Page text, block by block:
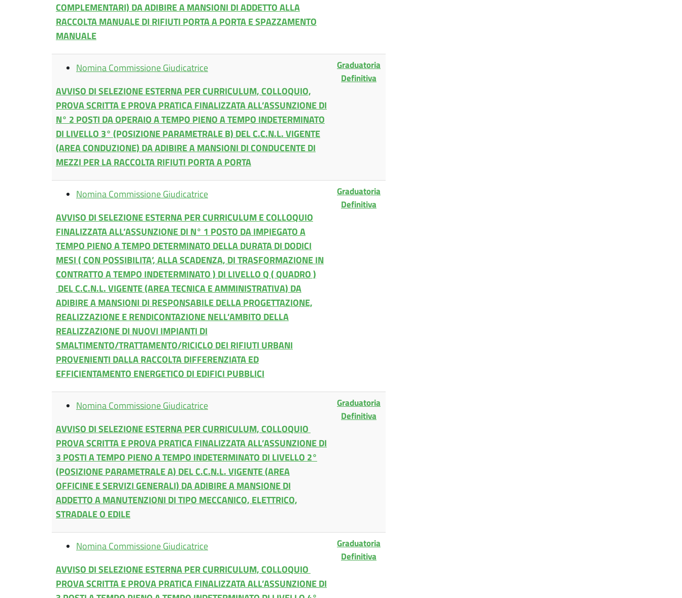
COMPLEMENTARI) DA ADIBIRE A MANSIONI DI ADDETTO ALLA
RACCOLTA MANUALE DI RIFIUTI PORTA A PORTA E SPAZZAMENTO
MANUALE
Nomina Commissione Giudicatrice
AVVISO DI SELEZIONE ESTERNA PER CURRICULUM, COLLOQUIO,
PROVA SCRITTA E PROVA PRATICA FINALIZZATA ALL’ASSUNZIONE DI
N° 2 POSTI DA OPERAIO A TEMPO PIENO A TEMPO INDETERMINATO
DI LIVELLO 3° (POSIZIONE PARAMETRALE B) DEL C.C.N.L. VIGENTE
(AREA CONDUZIONE) DA ADIBIRE A MANSIONI DI CONDUCENTE DI
MEZZI PER LA RACCOLTA RIFIUTI PORTA A PORTA
Graduatoria
Definitiva
Nomina Commissione Giudicatrice
AVVISO DI SELEZIONE ESTERNA PER CURRICULUM E COLLOQUIO
FINALIZZATA ALL’ASSUNZIONE DI N° 1 POSTO DA IMPIEGATO A
TEMPO PIENO A TEMPO DETERMINATO DELLA DURATA DI DODICI
MESI ( CON POSSIBILITA’, ALLA SCADENZA, DI TRASFORMAZIONE IN
CONTRATTO A TEMPO INDETERMINATO ) DI LIVELLO Q ( QUADRO )
DEL C.C.N.L. VIGENTE (AREA TECNICA E AMMINISTRATIVA) DA
ADIBIRE A MANSIONI DI RESPONSABILE DELLA PROGETTAZIONE,
REALIZZAZIONE E RENDICONTAZIONE NELL’AMBITO DELLA
REALIZZAZIONE DI NUOVI IMPIANTI DI
SMALTIMENTO/TRATTAMENTO/RICICLO DEI RIFIUTI URBANI
PROVENIENTI DALLA RACCOLTA DIFFERENZIATA ED
EFFICIENTAMENTO ENERGETICO DI EDIFICI PUBBLICI
Graduatoria
Definitiva
Nomina Commissione Giudicatrice
AVVISO DI SELEZIONE ESTERNA PER CURRICULUM, COLLOQUIO
PROVA SCRITTA E PROVA PRATICA FINALIZZATA ALL’ASSUNZIONE DI
3 POSTI A TEMPO PIENO A TEMPO INDETERMINATO DI LIVELLO 2°
(POSIZIONE PARAMETRALE A) DEL C.C.N.L. VIGENTE (AREA
OFFICINE E SERVIZI GENERALI) DA ADIBIRE A MANSIONE DI
ADDETTO A MANUTENZIONI DI TIPO MECCANICO, ELETTRICO,
STRADALE O EDILE
Graduatoria
Definitiva
Nomina Commissione Giudicatrice
AVVISO DI SELEZIONE ESTERNA PER CURRICULUM, COLLOQUIO
PROVA SCRITTA E PROVA PRATICA FINALIZZATA ALL’ASSUNZIONE DI
Graduatoria
Definitiva